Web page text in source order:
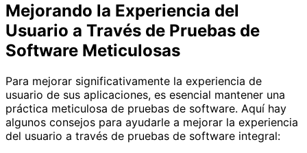
Mejorando la Experiencia del
Usuario a Través de Pruebas de
Software Meticulosas
Para mejorar significativamente la experiencia de
usuario de sus aplicaciones, es esencial mantener una
práctica meticulosa de pruebas de software. Aquí hay
algunos consejos para ayudarle a mejorar la experiencia
del usuario a través de pruebas de software integral: